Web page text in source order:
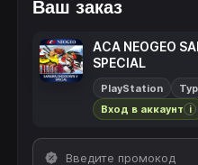
Ваш заказ
ACA NEOGEO
SPECIAL
PlayStation
Вход в аккаунт
i